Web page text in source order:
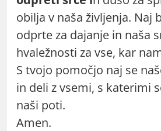
obilja v naša življenja. Naj
odprte za dajanje in naša
hvaležnosti za vse, kar
S tvojo pomočjo naj se
in deli z vsemi, s katerimi
naši poti.
Amen.